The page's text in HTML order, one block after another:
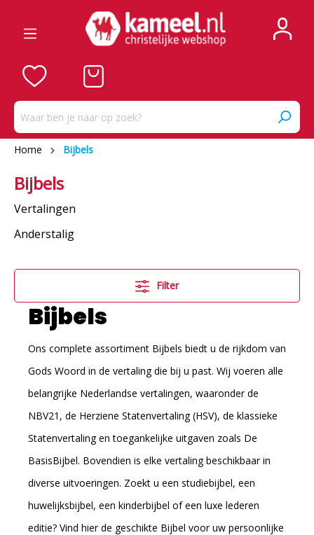
Home Bijbels
Bijbels
Vertalingen
Anderstalig
Filter
Bijbels
Ons complete assortiment Bijbels biedt u de rijkdom van
Gods Woord in de vertaling die bij u past. Wij voeren alle
belangrijke Nederlandse vertalingen, waaronder de
NBV21, de Herziene Statenvertaling (HSV), de klassieke
Statenvertaling en toegankelijke uitgaven zoals De
BasisBijbel. Bovendien is elke vertaling beschikbaar in
diverse uitvoeringen. Zoekt u een studiebijbel, een
huwelijksbijbel, een kinderbijbel of een luxe lederen
editie? Vind hier de geschikte Bijbel voor uw persoonlijke